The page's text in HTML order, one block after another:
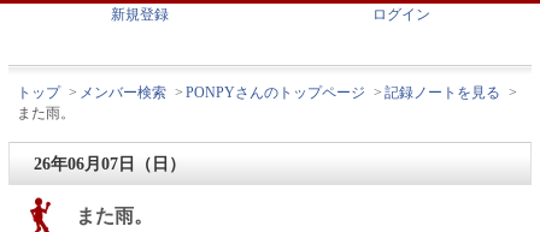
新規登録 ログイン
トップ > メンバー検索 > PONPYさんのトップページ > 記録ノートを見る >
また雨。
26年06月07日（日）
また雨。